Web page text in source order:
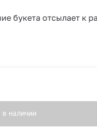
букета отсылает к
в наличии